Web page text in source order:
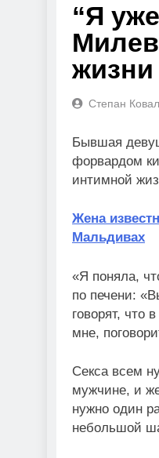
“Я
жизни
Степан
Бывшая
форвардом
интимной
Жена
Мальдивах
«Я поняла,
по печени:
говорят, что
мне,
Секса всем
мужчине, и
нужно один
небольшой